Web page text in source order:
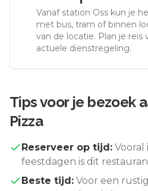
Vanaf station Oss kun je
met bus, tram of binnen
van de locatie. Plan je reis
actuele dienstregeling.
Tips voor je bezoek
Pizza
Reserveer op tijd:
feestdagen is dit
Beste tijd: Voor een